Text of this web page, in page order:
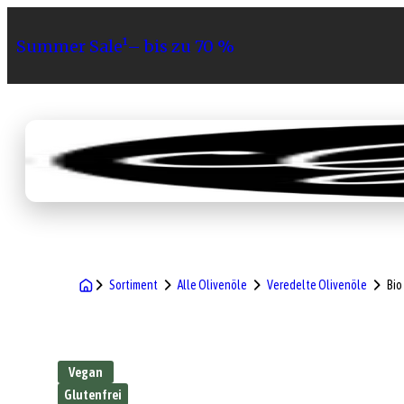
Summer Sale¹– bis zu 70 %
Sortiment Geschenke
Sortiment Alle Olivenöle Veredelte Olivenöle
Vegan
Glutenfrei